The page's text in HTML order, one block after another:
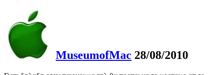
MuseumofMac 28/08/2010